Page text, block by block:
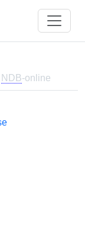
NDB-online